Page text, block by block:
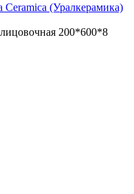
(Уралкерамика)
200*600*8